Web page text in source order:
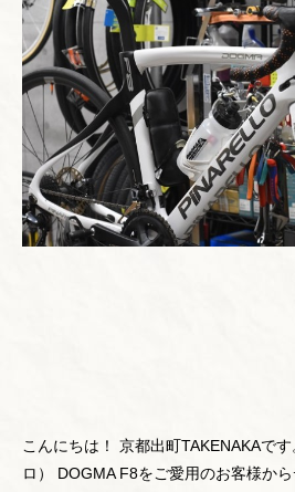
こんにちは！ 京都出町TAKENAKAで
ロ） DOGMA F8をご愛用のお客様か